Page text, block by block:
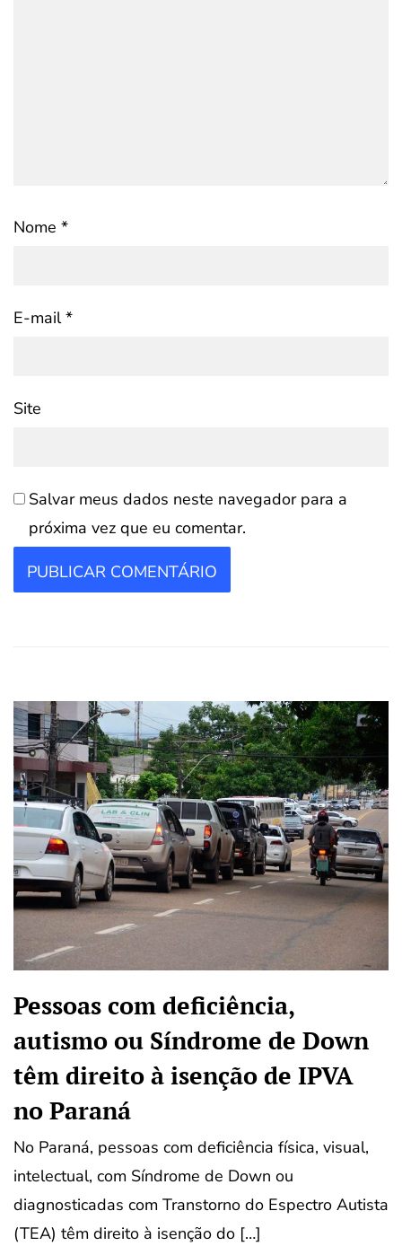
Nome *
E-mail*
Site
Salvar meus dados neste navegador para a
próxima vez que eu comentar.
Pessoas com deficiência,
autismo ou Síndrome de Down
têm direito à isenção de IPVA
no Paraná
No Paraná, pessoas com deficiência física, visual,
intelectual, com Síndrome de Down ou
diagnosticadas com Transtorno do Espectro Autista
(TEA) têm direito à isenção do […]